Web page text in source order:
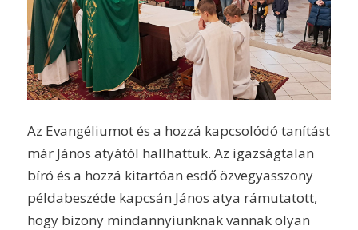
Az Evangéliumot és a hozzá kapcsolódó tanítást
már János atyától hallhattuk. Az igazságtalan
bíró és a hozzá kitartóan esdő özvegyasszony
példabeszéde kapcsán János atya rámutatott,
hogy bizony mindannyiunknak vannak olyan